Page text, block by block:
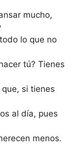
mucho,
lo que no
tú? Tienes
si tienes
al día, pues
menos.